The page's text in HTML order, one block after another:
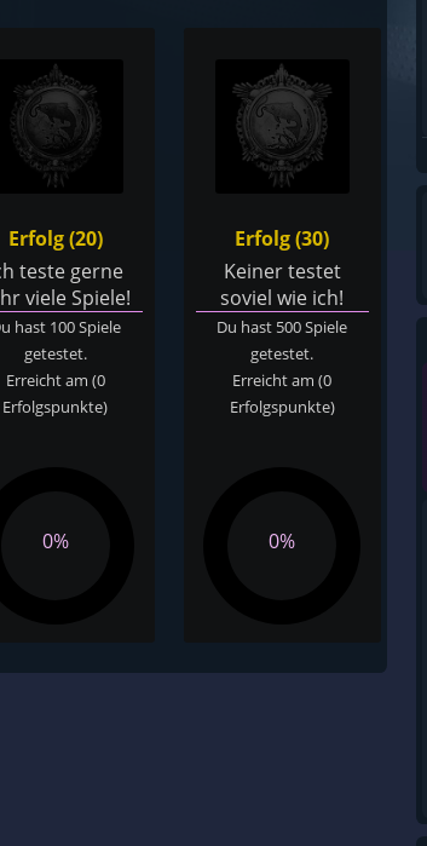
Erfolg (20)
teste gerne
viele Spiele!
hast 100 Spiele
getestet.
Erreicht am (0
Erfolgspunkte)
0%
Erfolg (30)
Keiner testet
soviel wie ich!
Du hast 500 Spiele
getestet.
Erreicht am(0
Erfolgspunkte)
0%